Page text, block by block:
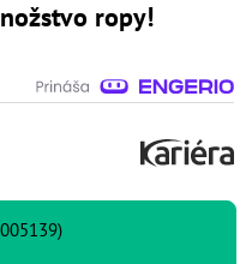
ropy!